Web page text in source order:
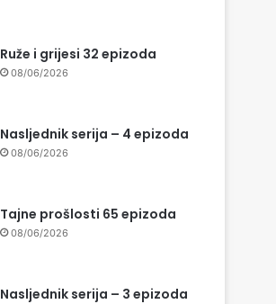
Ruže i grijesi 32 epizoda
08/06/2026
Nasljednik serija – 4 epizoda
08/06/2026
Tajne prošlosti 65 epizoda
08/06/2026
Nasljednik serija – 3 epizoda